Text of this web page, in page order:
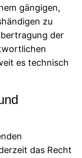
gängigen,
zu
der
es technisch
das Recht